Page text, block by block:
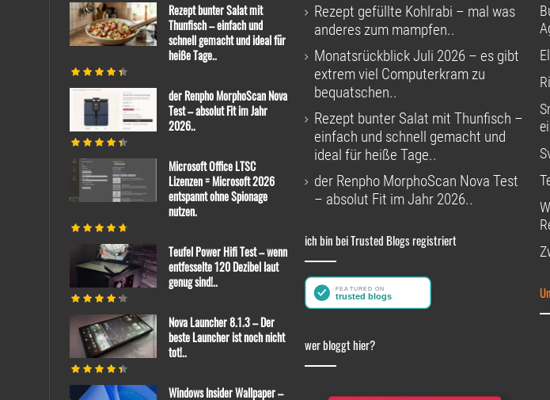
Rezept bunter Salat mit
Thunfisch – einfach und
schnell gemacht und ideal für
heiße Tage..
der Renpho MorphoScan Nova
Test – absolut Fit im Jahr
2026..
Microsoft Office LTSC
Lizenzen = Microsoft 2026
entspannt ohne Spionage
nutzen.
Teufel Power Hifi Test – wenn
entfesselte 120 Dezibel laut
genug sind!..
Nova Launcher 8.1.3 – Der
beste Launcher ist noch nicht
tot!..
Windows Insider Wallpaper –
Rezept gefüllte Kohlrabi – mal was
anderes zum mampfen..
Monatsrückblick Juli 2026 – es gibt
extrem viel Computerkram zu
bequatschen..
Rezept bunter Salat mit Thunfisch –
einfach und schnell gemacht und
ideal für heiße Tage..
der Renpho MorphoScan Nova Test
– absolut Fit im Jahr 2026..
ich bin bei Trusted Blogs registriert
wer bloggt hier?